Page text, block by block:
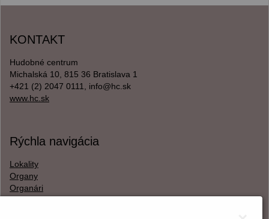
KONTAKT
Hudobné centrum
Michalská 10, 815 36 Bratislava 1
+421 (2) 2047 0111, info@hc.sk
www.hc.sk
Rýchla navigácia
Lokality
Organy
Organári